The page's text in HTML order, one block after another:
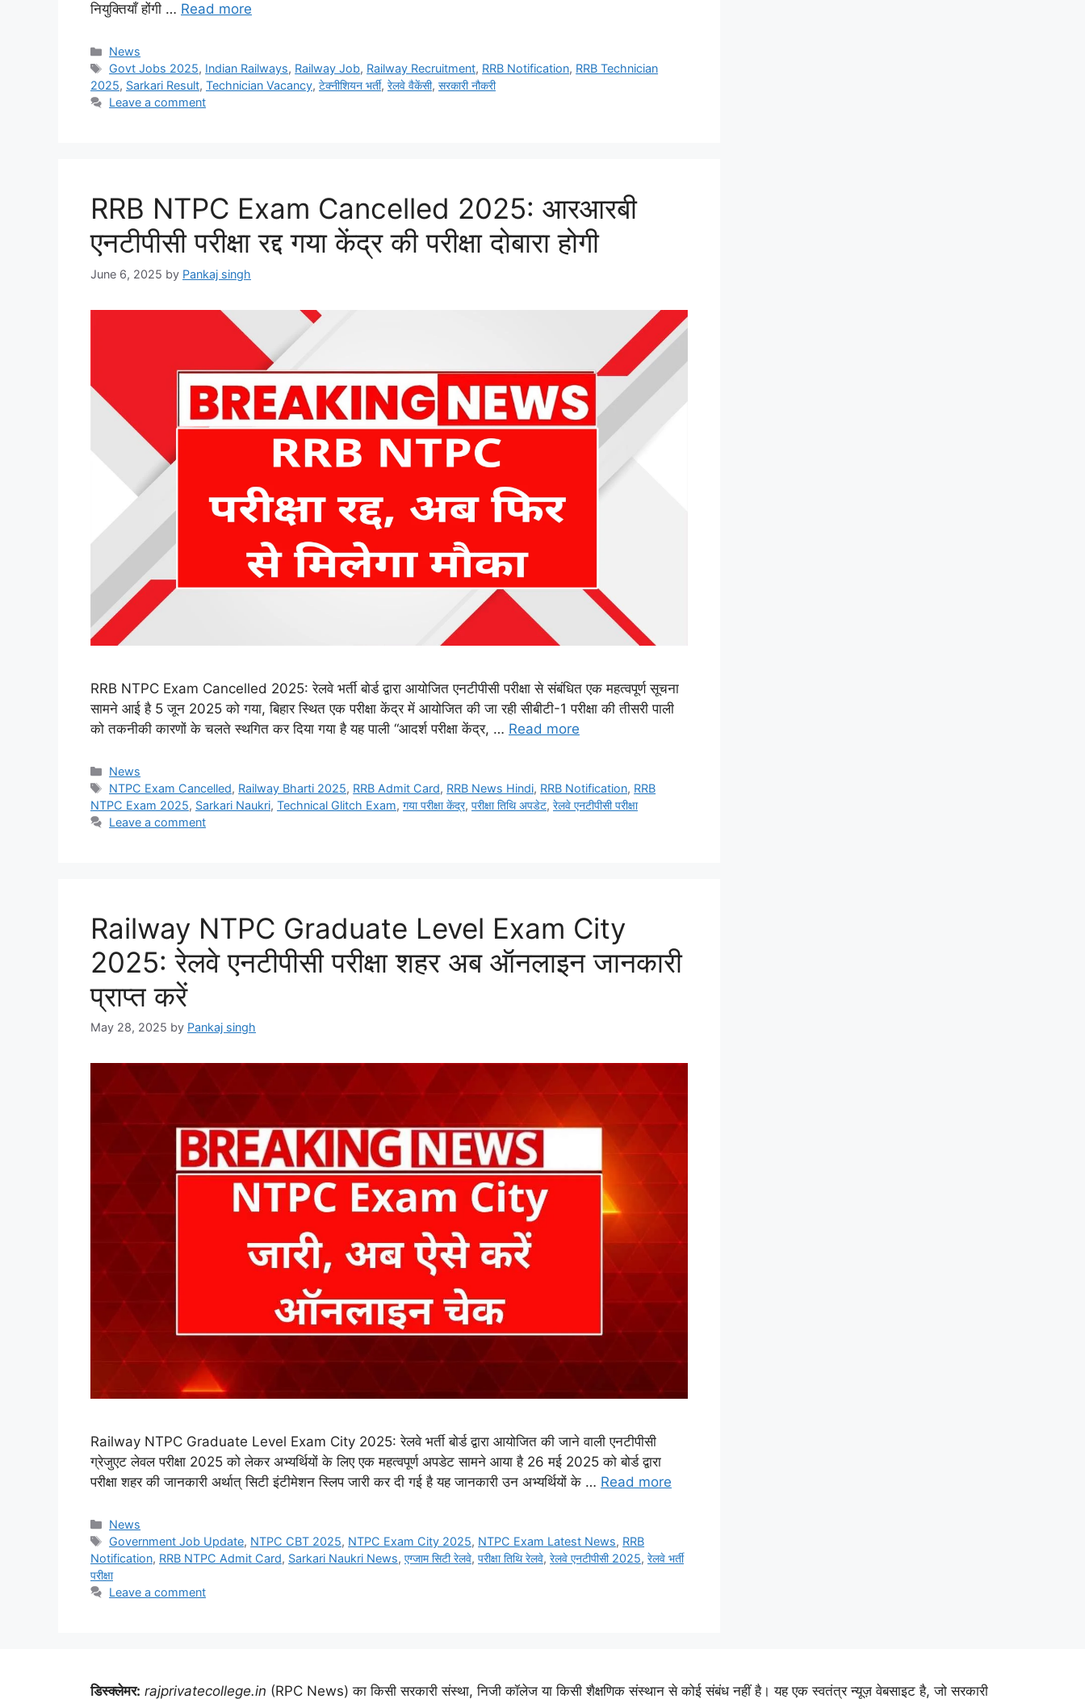
नियुक्तियाँ होंगी … Read more
Categories
News
Tags
Govt Jobs 2025, Indian Railways, Railway Job, Railway Recruitment, RRB Notification, RRB Technician
2025, Sarkari Result, Technician Vacancy, टेक्नीशियन भर्ती, रेलवे वैकेंसी, सरकारी नौकरी
Leave a comment
RRB NTPC Exam Cancelled 2025: आरआरबी
एनटीपीसी परीक्षा रद्द गया केंद्र की परीक्षा दोबारा होगी
June 6, 2025 by Pankaj singh
RRB NTPC Exam Cancelled 2025: रेलवे भर्ती बोर्ड द्वारा आयोजित एनटीपीसी परीक्षा से संबंधित एक महत्वपूर्ण सूचना
सामने आई है 5 जून 2025 को गया, बिहार स्थित एक परीक्षा केंद्र में आयोजित की जा रही सीबीटी-1 परीक्षा की तीसरी पाली
को तकनीकी कारणों के चलते स्थगित कर दिया गया है यह पाली “आदर्श परीक्षा केंद्र, … Read more
Categories
News
Tags
NTPC Exam Cancelled, Railway Bharti 2025, RRB Admit Card, RRB News Hindi, RRB Notification, RRB
NTPC Exam 2025, Sarkari Naukri, Technical Glitch Exam, गया परीक्षा केंद्र, परीक्षा तिथि अपडेट, रेलवे एनटीपीसी परीक्षा
Leave a comment
Railway NTPC Graduate Level Exam City
2025: रेलवे एनटीपीसी परीक्षा शहर अब ऑनलाइन जानकारी
प्राप्त करें
May 28, 2025 by Pankaj singh
Railway NTPC Graduate Level Exam City 2025: रेलवे भर्ती बोर्ड द्वारा आयोजित की जाने वाली एनटीपीसी
ग्रेजुएट लेवल परीक्षा 2025 को लेकर अभ्यर्थियों के लिए एक महत्वपूर्ण अपडेट सामने आया है 26 मई 2025 को बोर्ड द्वारा
परीक्षा शहर की जानकारी अर्थात् सिटी इंटीमेशन स्लिप जारी कर दी गई है यह जानकारी उन अभ्यर्थियों के … Read more
Categories
News
Tags
Government Job Update, NTPC CBT 2025, NTPC Exam City 2025, NTPC Exam Latest News, RRB
Notification, RRB NTPC Admit Card, Sarkari Naukri News, एग्जाम सिटी रेलवे, परीक्षा तिथि रेलवे, रेलवे एनटीपीसी 2025, रेलवे भर्ती
परीक्षा
Leave a comment
डिस्क्लेमर: rajprivatecollege.in (RPC News) का किसी सरकारी संस्था, निजी कॉलेज या किसी शैक्षणिक संस्थान से कोई संबंध नहीं है। यह एक स्वतंत्र न्यूज़ वेबसाइट है, जो सरकारी